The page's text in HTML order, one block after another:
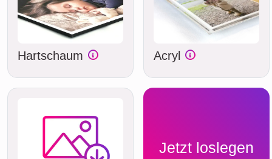
Hartschaum Acryl
Jetzt loslegen